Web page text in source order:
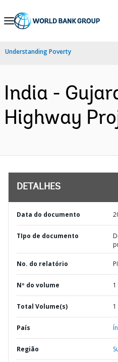
Skip
Navigation
Understanding Poverty
India -
Highway
DETALHES
Data do documento
TIpo de documento
No. do relatório
Nº do volume 1
Total Volume(s) 1
País
Região